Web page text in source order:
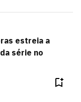
estreia a
série no